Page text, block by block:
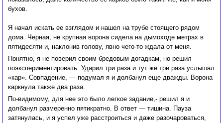
бухов.
Я начал искать ее взглядом и нашел на трубе стоящего рядом
дома. Черная, не крупная ворона сидела на дымоходе метрах в
пятидесяти и, наклонив голову, явно чего-то ждала от меня.
Понятно, я не поверил своим бредовым догадкам, но решил
поэкспериментировать. Ударил три раза и тут же три раза услышал
«кар». Совпадение, — подумал я и долбанул еще дважды. Ворона
каркнула также два раза.
По-видимому, для нее это было легкое задание,- решил я и
долбанул размеренно пятикратно. В ответ — тишина. Пауза
затянулась, и я успел уже расстроиться и даже разочароваться,